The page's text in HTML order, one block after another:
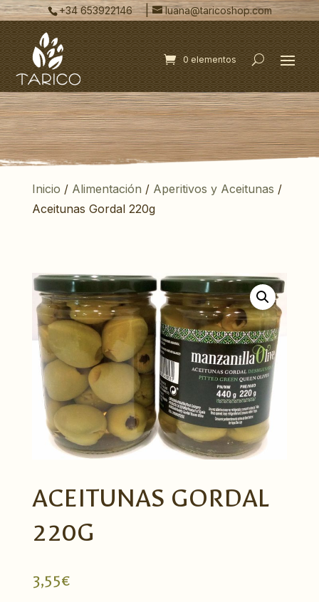
+34 653922146 | luana@taricoshop.com
0 elementos
Inicio / Alimentación / Aperitivos y Aceitunas /
Aceitunas Gordal 220g
ACEITUNAS GORDAL
220G
3,55€